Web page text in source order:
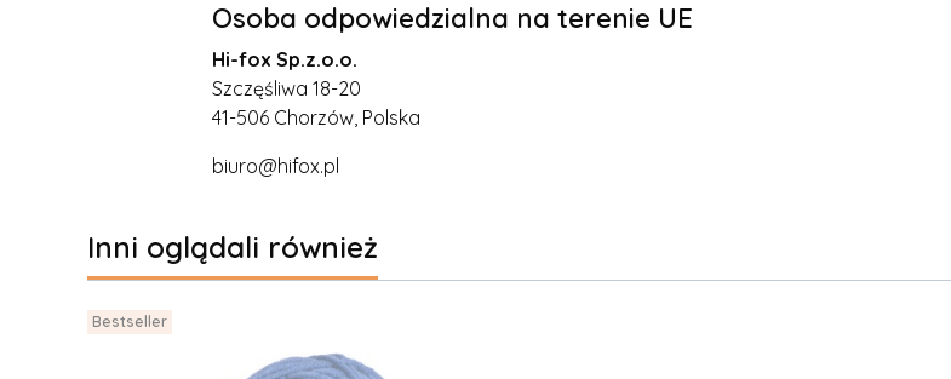
Osoba odpowiedzialna na terenie UE
Hi-fox Sp.z.o.o.
Szczęśliwa 18-20
41-506 Chorzów, Polska
biuro@hifox.pl
Inni oglądali również
Bestseller